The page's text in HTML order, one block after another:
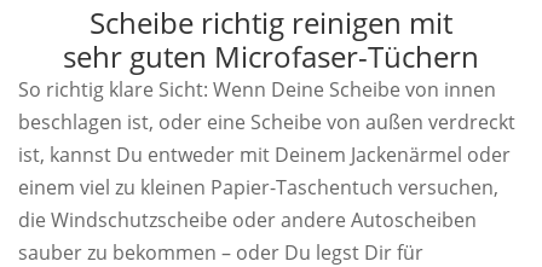
Scheibe richtig reinigen mit
sehr guten Microfaser-Tüchern
So richtig klare Sicht: Wenn Deine Scheibe von innen
beschlagen ist, oder eine Scheibe von außen verdreckt
ist, kannst Du entweder mit Deinem Jackenärmel oder
einem viel zu kleinen Papier-Taschentuch versuchen,
die Windschutzscheibe oder andere Autoscheiben
sauber zu bekommen – oder Du legst Dir für